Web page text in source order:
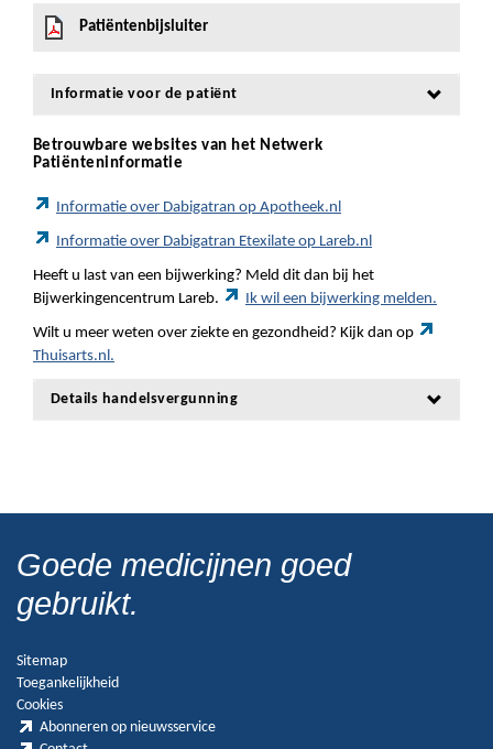
Patiëntenbijsluiter
Informatie voor de patiënt
Betrouwbare websites van het Netwerk
Patiënteninformatie
Informatie over Dabigatran op Apotheek.nl
Informatie over Dabigatran Etexilate op Lareb.nl
Heeft u last van een bijwerking? Meld dit dan bij het
Bijwerkingencentrum Lareb.
Ik wil een bijwerking melden.
Wilt u meer weten over ziekte en gezondheid? Kijk dan op
Thuisarts.nl.
Details handelsvergunning
Goede medicijnen goed
gebruikt.
Sitemap
Toegankelijkheid
Cookies
Abonneren op nieuwsservice